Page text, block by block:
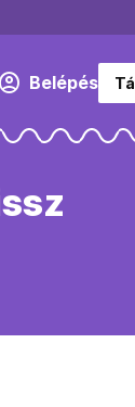
Belépés